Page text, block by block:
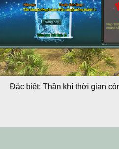
Đặc biệt: Thần khí thời gian